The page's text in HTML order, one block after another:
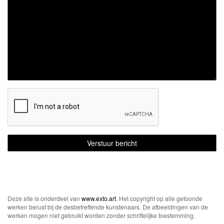
Deze site is onderdeel van www.exto.art. Het copyright op alle getoonde
werken berust bij de desbetreffende kunstenaars. De afbeeldingen van de
werken mogen niet gebruikt worden zonder schriftelijke toestemming.